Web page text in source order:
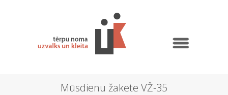
Mūsdienu žakete VŽ-35